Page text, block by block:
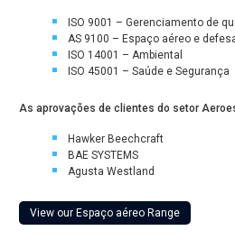
ISO 9001 – Gerenciamento de
AS 9100 – Espaço aéreo e
ISO 14001 – Ambiental
ISO 45001 – Saúde e Segurança
As aprovações de clientes do setor
Hawker Beechcraft
BAE SYSTEMS
Agusta Westland
View our Espaço aéreo Range